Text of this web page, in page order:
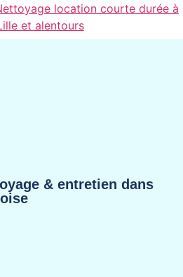
location courte durée à
et alentours
& entretien dans